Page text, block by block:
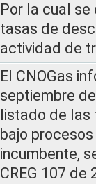
Por la cual
tasas de
actividad de
El CNOGas
septiembre
listado de las
bajo
incumbente,
CREG 107